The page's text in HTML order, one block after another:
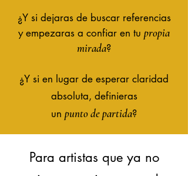
¿Y si dejaras de buscar referencias
y empezaras a confiar en tu propia
mirada?
¿Y si en lugar de esperar claridad
absoluta, definieras
un punto de partida?
Para artistas que ya no